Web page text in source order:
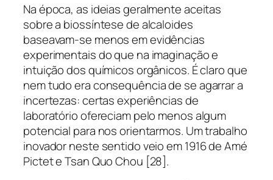
Na época, as ideias geralmente aceitas
sobre a biossíntese de alcaloides
baseavam-se menos em evidências
experimentais do que na imaginação e
intuição dos químicos orgânicos. É claro que
nem tudo era consequência de se agarrar a
incertezas: certas experiências de
laboratório ofereciam pelo menos algum
potencial para nos orientarmos. Um trabalho
inovador neste sentido veio em 1916 de Amé
Pictet e Tsan Quo Chou [28].